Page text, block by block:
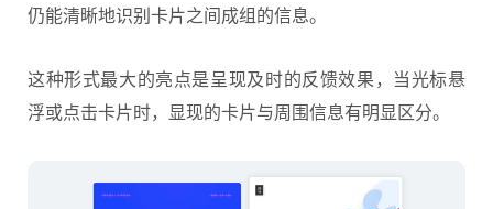
仍能清晰地识别卡片之间成组的信息。
这种形式最大的亮点是呈现及时的反馈效果，当光标悬
浮或点击卡片时，显现的卡片与周围信息有明显区分。